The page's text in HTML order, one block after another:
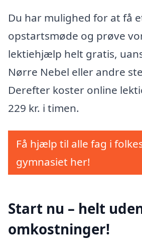
Du har mulighed for at få
opstartsmøde og prøve
lektiehjælp helt gratis,
Nørre Nebel eller andre
Derefter koster online
229 kr. i timen.
Få hjælp til alle fag i
gymnasiet her!
Start nu – helt
omkostninger!